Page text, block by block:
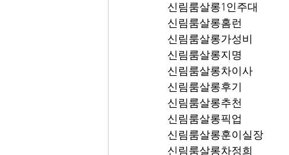
신림룸살롱1인주대
신림룸살롱홈런
신림룸살롱가성비
신림룸살롱지명
신림룸살롱차이사
신림룸살롱후기
신림룸살롱추천
신림룸살롱훈이실장
신림룸살롱차정희